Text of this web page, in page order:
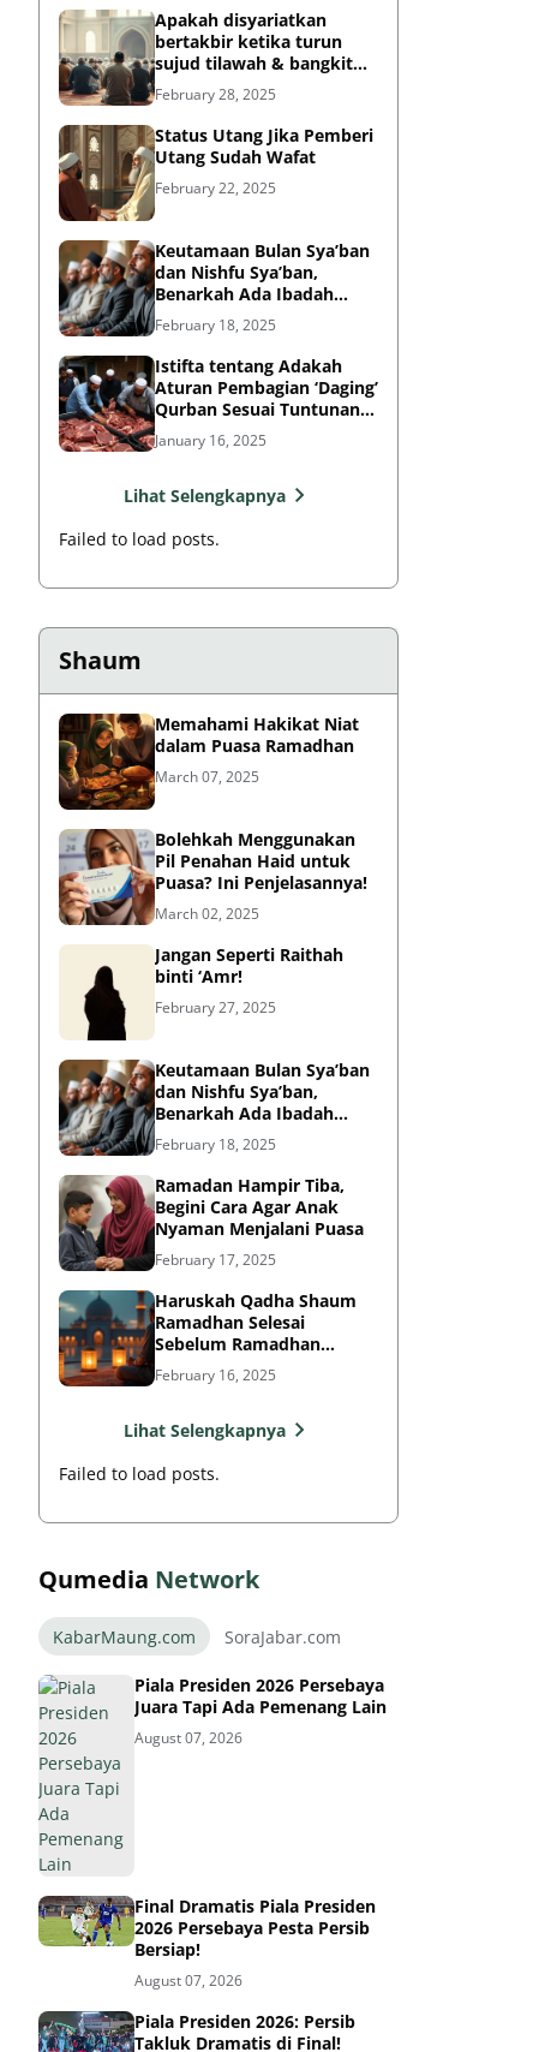
Apakah disyariatkan
bertakbir ketika turun
sujud tilawah & bangkit
dari sujud tilawah yang
dilakukan dalam shalat?
February 28, 2025
Status Utang Jika Pemberi
Utang Sudah Wafat
February 22, 2025
Keutamaan Bulan Sya’ban
dan Nishfu Sya’ban,
Benarkah Ada Ibadah
Khusus?
February 18, 2025
Istifta tentang Adakah
Aturan Pembagian ‘Daging’
Qurban Sesuai Tuntunan
Rasulullah?
January 16, 2025
Lihat Selengkapnya
Failed to load posts.
Shaum
Memahami Hakikat Niat
dalam Puasa Ramadhan
March 07, 2025
Bolehkah Menggunakan
Pil Penahan Haid untuk
Puasa? Ini Penjelasannya!
March 02, 2025
Jangan Seperti Raithah
binti ‘Amr!
February 27, 2025
Keutamaan Bulan Sya’ban
dan Nishfu Sya’ban,
Benarkah Ada Ibadah
Khusus?
February 18, 2025
Ramadan Hampir Tiba,
Begini Cara Agar Anak
Nyaman Menjalani Puasa
February 17, 2025
Haruskah Qadha Shaum
Ramadhan Selesai
Sebelum Ramadhan
Berikutnya?
February 16, 2025
Lihat Selengkapnya
Failed to load posts.
Qumedia Network
KabarMaung.com SoraJabar.com
Piala Presiden 2026 Persebaya
Juara Tapi Ada Pemenang Lain
August 07, 2026
Final Dramatis Piala Presiden
2026 Persebaya Pesta Persib
Bersiap!
August 07, 2026
Piala Presiden 2026: Persib
Takluk Dramatis di Final!